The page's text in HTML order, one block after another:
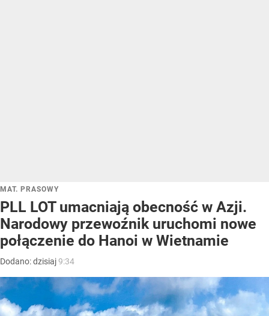
MAT. PRASOWY
PLL LOT umacniają obecność w Azji.
Narodowy przewoźnik uruchomi nowe
połączenie do Hanoi w Wietnamie
Dodano:dzisiaj9:34